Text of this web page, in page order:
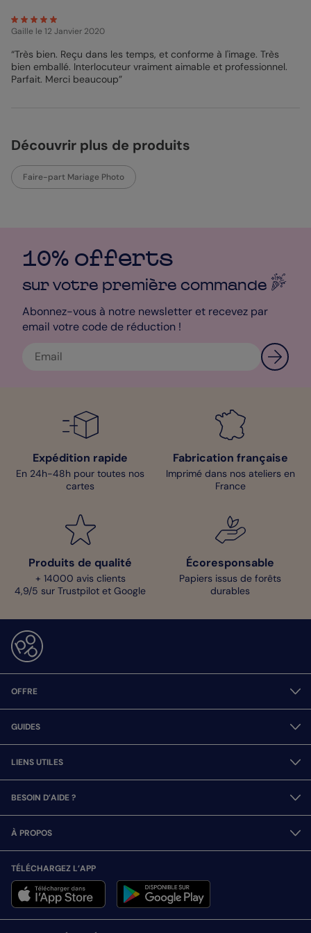
plus ! Pour ce faire, ajoutez les accessoires de votre choix dans
le studio de personnalisation, choisissez si vous préférez des
qualité comme un Papier Création pour renforcer son effet kraft
ou un Papier Satiné Pelliculé pour faire briller votre photo. Vous
pouvez même l'habiller d’une enveloppe de couleur de votre
Gaille le 12 Janvier 2020
“Très bien. Reçu dans les temps, et conforme à l'image. Très
bien emballé. Interlocuteur vraiment aimable et professionnel.
Parfait. Merci beaucoup”
Découvrir plus de produits
Faire-part Mariage Photo
10% offerts
sur votre première commande
Abonnez-vous à notre newsletter et recevez par
email votre code de réduction !
Expédition rapide
En 24h-48h pour toutes nos
cartes
Fabrication française
Imprimé dans nos ateliers en
France
Produits de qualité
+ 14000 avis clients
4,9/5 sur Trustpilot et Google
Écoresponsable
Papiers issus de forêts
durables
OFFRE
GUIDES
LIENS UTILES
BESOIN D’AIDE ?
À PROPOS
TÉLÉCHARGEZ L’APP